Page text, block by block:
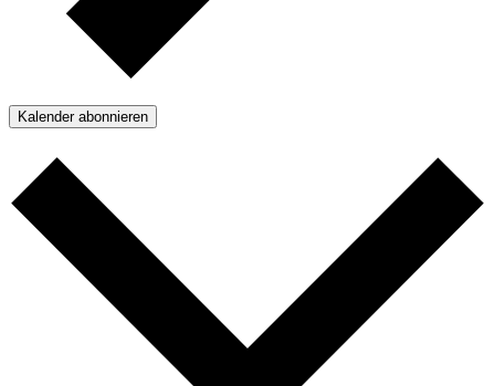
Kalender abonnieren